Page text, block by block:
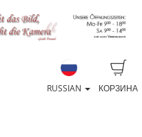
КОРЗИНА
RUSSIAN